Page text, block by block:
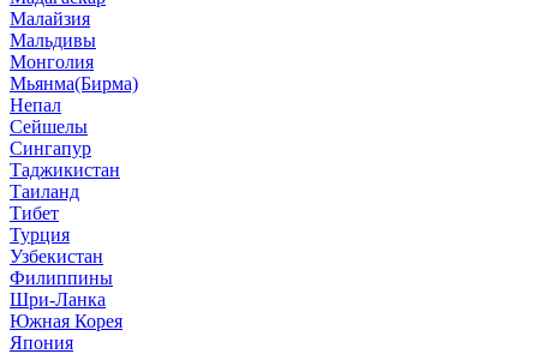
Малайзия
Мальдивы
Монголия
Мьянма(Бирма)
Непал
Сейшелы
Сингапур
Таджикистан
Таиланд
Тибет
Турция
Узбекистан
Филиппины
Шри-Ланка
Южная Корея
Япония